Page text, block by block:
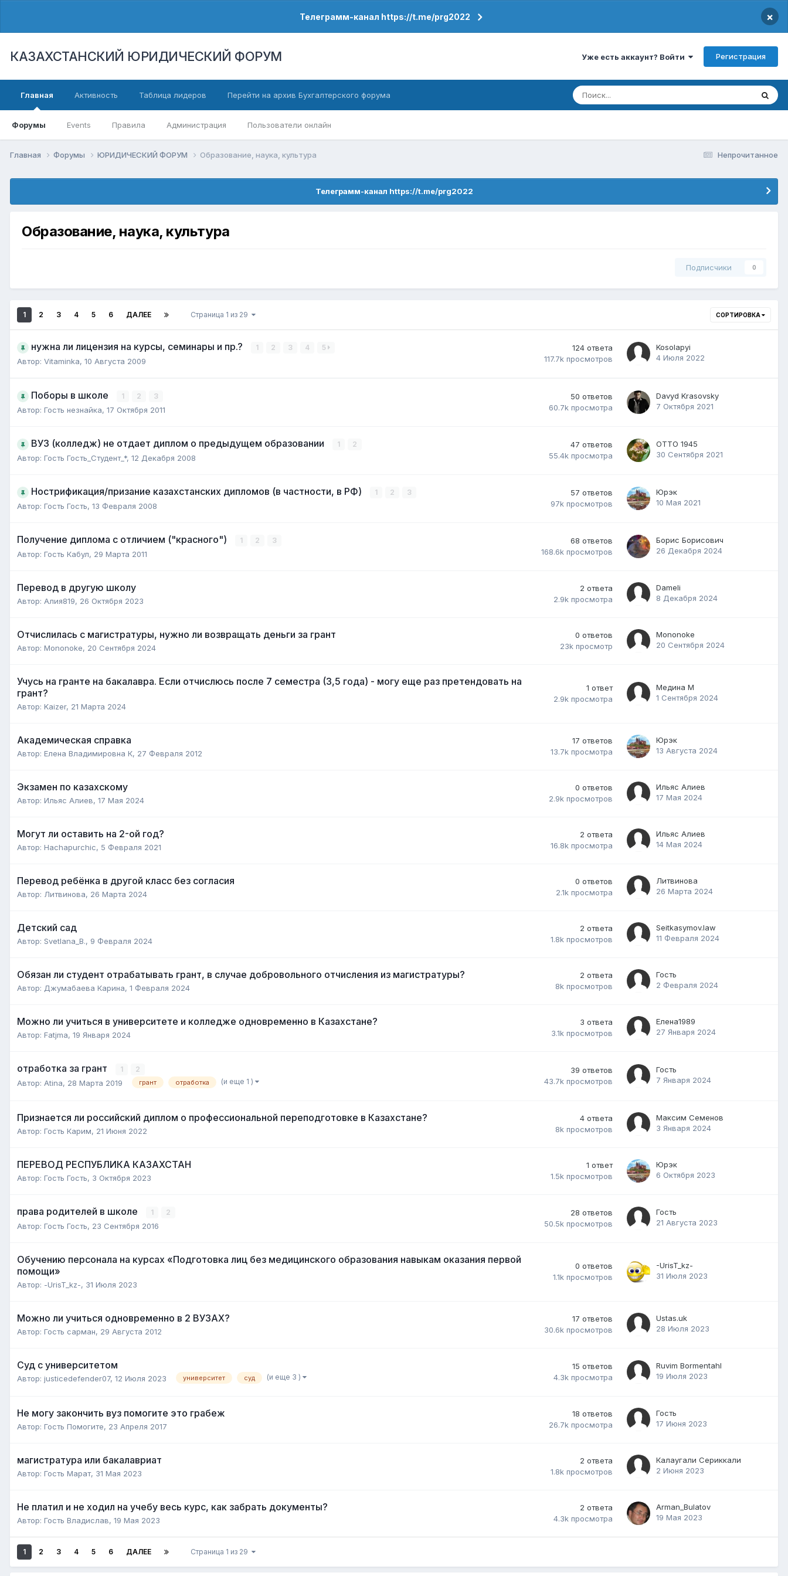
Телеграмм-канал https://t.me/prg2022 ×
КАЗАХСТАНСКИЙ ЮРИДИЧЕСКИЙ ФОРУМ Уже есть аккаунт? Войти Регистрация
Главная
Форумы Events Правила Администрация Пользователи онлайн
Активность Таблица лидеров Перейти на архив Бухгалтерского форума
Непрочитанное
Главная Форумы ЮРИДИЧЕСКИЙ ФОРУМ Образование, наука, культура
Телеграмм-канал https://t.me/prg2022
Образование, наука, культура
Подписчики 0
СОРТИРОВКА
1 2 3 4 5 6 ДАЛЕЕ Страница 1 из 29
нужна ли лицензия на курсы, семинары и пр.? 1 2 3 4 5
Автор: Vitaminka, 10 Августа 2009
124 ответа
117.7k просмотров
Kosolapyi
4 Июля 2022
Поборы в школе 1 2 3
Автор: Гость незнайка, 17 Октября 2011
50 ответов
60.7k просмотра
Davyd Krasovsky
7 Октября 2021
ВУЗ (колледж) не отдает диплом о предыдущем образовании 1 2
Автор: Гость Гость_Студент_*, 12 Декабря 2008
47 ответов
55.4k просмотра
ОТТО 1945
30 Сентября 2021
Нострификация/призание казахстанских дипломов (в частности, в РФ) 1 2 3
Автор: Гость Гость, 13 Февраля 2008
57 ответов
97k просмотров
Юрэк
10 Мая 2021
Получение диплома с отличием ("красного") 1 2 3
Автор: Гость Кабул, 29 Марта 2011
68 ответов
168.6k просмотров
Борис Борисович
26 Декабря 2024
Перевод в другую школу
Автор: Алия819, 26 Октября 2023
2 ответа
2.9k просмотра
Dameli
8 Декабря 2024
Отчислилась с магистратуры, нужно ли возвращать деньги за грант
Автор: Mononoke, 20 Сентября 2024
0 ответов
23k просмотр
Mononoke
20 Сентября 2024
Учусь на гранте на бакалавра. Если отчислюсь после 7 семестра (3,5 года) - могу еще раз претендовать на
грант?
Автор: Kaizer, 21 Марта 2024
1 ответ
2.9k просмотра
Медина М
1 Сентября 2024
Академическая справка
Автор: Елена Владимировна К, 27 Февраля 2012
17 ответов
13.7k просмотра
Юрэк
13 Августа 2024
Экзамен по казахскому
Автор: Ильяс Алиев, 17 Мая 2024
0 ответов
2.9k просмотров
Ильяс Алиев
17 Мая 2024
Могут ли оставить на 2-ой год?
Автор: Hachapurchic, 5 Февраля 2021
2 ответа
16.8k просмотра
Ильяс Алиев
14 Мая 2024
Перевод ребёнка в другой класс без согласия
Автор: Литвинова, 26 Марта 2024
0 ответов
2.1k просмотра
Литвинова
26 Марта 2024
Детский сад
Автор: Svetlana_B., 9 Февраля 2024
2 ответа
1.8k просмотров
Seitkasymov.law
11 Февраля 2024
Обязан ли студент отрабатывать грант, в случае добровольного отчисления из магистратуры?
Автор: Джумабаева Карина, 1 Февраля 2024
2 ответа
8k просмотров
Гость
2 Февраля 2024
Можно ли учиться в университете и колледже одновременно в Казахстане?
Автор: Fatjma, 19 Января 2024
3 ответа
3.1k просмотров
Елена1989
27 Января 2024
отработка за грант 1 2
Автор: Atina, 28 Марта 2019 грант отработка (и еще 1 )
39 ответов
43.7k просмотров
Гость
7 Января 2024
Признается ли российский диплом о профессиональной переподготовке в Казахстане?
Автор: Гость Карим, 21 Июня 2022
4 ответа
8k просмотров
Максим Семенов
3 Января 2024
ПЕРЕВОД РЕСПУБЛИКА КАЗАХСТАН
Автор: Гость Гость, 3 Октября 2023
1 ответ
1.5k просмотров
Юрэк
6 Октября 2023
права родителей в школе 1 2
Автор: Гость Гость, 23 Сентября 2016
28 ответов
50.5k просмотров
Гость
21 Августа 2023
Обучению персонала на курсах «Подготовка лиц без медицинского образования навыкам оказания первой
помощи»
Автор: -UrisT_kz-, 31 Июля 2023
0 ответов
1.1k просмотров
-UrisT_kz-
31 Июля 2023
Можно ли учиться одновременно в 2 ВУЗАХ?
Автор: Гость сарман, 29 Августа 2012
17 ответов
30.6k просмотров
Ustas.uk
28 Июля 2023
Суд с университетом
Автор: justicedefender07, 12 Июля 2023 университет суд (и еще 3 )
15 ответов
4.3k просмотра
Ruvim Bormentahl
19 Июля 2023
Не могу закончить вуз помогите это грабеж
Автор: Гость Помогите, 23 Апреля 2017
18 ответов
26.7k просмотра
Гость
17 Июня 2023
магистратура или бакалавриат
Автор: Гость Марат, 31 Мая 2023
2 ответа
1.8k просмотров
Калаугали Сериккали
2 Июня 2023
Не платил и не ходил на учебу весь курс, как забрать документы?
Автор: Гость Владислав, 19 Мая 2023
2 ответа
4.3k просмотра
Arman_Bulatov
19 Мая 2023
1 2 3 4 5 6 ДАЛЕЕ Страница 1 из 29